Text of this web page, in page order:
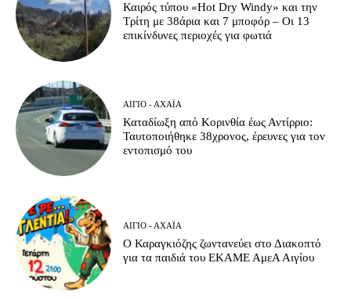
Καιρός τύπου «Hot Dry Windy» και την
Τρίτη με 38άρια και 7 μποφόρ – Οι 13
επικίνδυνες περιοχές για φωτιά
ΑΊΓΙΟ - ΑΧΑΪ́Α
Καταδίωξη από Κορινθία έως Αντίρριο:
Ταυτοποιήθηκε 38χρονος, έρευνες για τον
εντοπισμό του
ΑΊΓΙΟ - ΑΧΑΪ́Α
Ο Καραγκιόζης ζωντανεύει στο Διακοπτό
για τα παιδιά του ΕΚΑΜΕ ΑμεΑ Αιγίου